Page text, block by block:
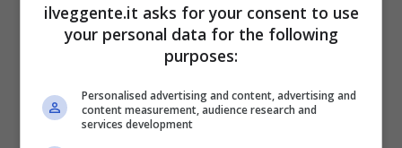
2050€
Mostra Informazioni
ilveggente.it asks for your consent to use
your personal data for the following
purposes:
Personalised advertising and content, advertising and
content measurement, audience research and
services development